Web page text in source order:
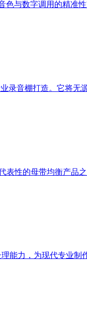
色与数字调用的精准
录音棚打造。它将无
性的母带均衡产品之
能力，为现代专业制